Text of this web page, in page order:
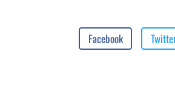
Facebook